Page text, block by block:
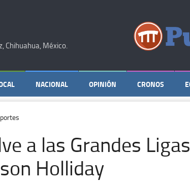
Chihuahua, México.
NACIONAL OPINIÓN CRONOS
a las Grandes
Holliday